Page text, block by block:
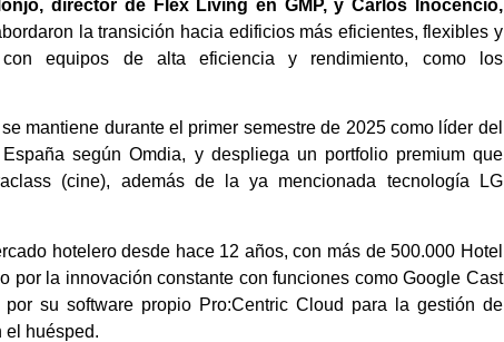
director de Flex Living en GMP, y Carlos Inocencio,
la transición hacia edificios más eficientes, flexibles y
equipos de alta eficiencia y rendimiento, como los
mantiene durante el primer semestre de 2025 como líder del
según Omdia, y despliega un portfolio premium que
(cine), además de la ya mencionada tecnología LG
hotelero desde hace 12 años, con más de 500.000 Hotel
por la innovación constante con funciones como Google Cast
su software propio Pro:Centric Cloud para la gestión de
el huésped.